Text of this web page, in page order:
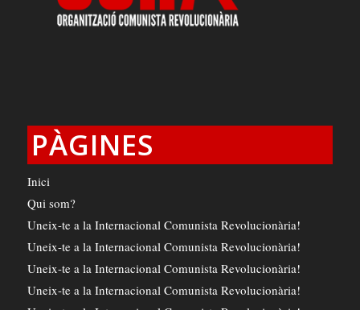
PÀGINES
Inici
Qui som?
Uneix-te a la Internacional Comunista Revolucionària!
Uneix-te a la Internacional Comunista Revolucionària!
Uneix-te a la Internacional Comunista Revolucionària!
Uneix-te a la Internacional Comunista Revolucionària!